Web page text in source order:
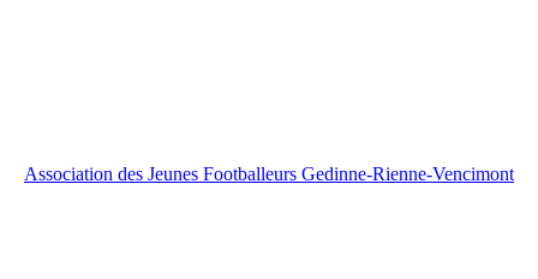
Association des Jeunes Footballeurs Gedinne-Rienne-Vencimont